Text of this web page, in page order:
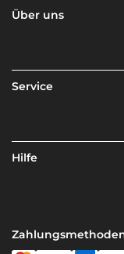
Über uns
Service
Hilfe